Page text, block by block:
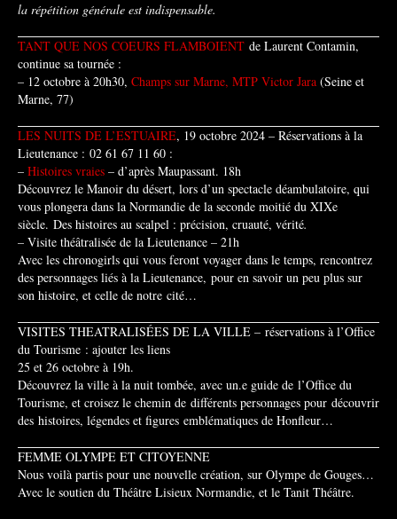
la répétition générale est indispensable.
TANT QUE NOS COEURS FLAMBOIENT de Laurent Contamin,
continue sa tournée :
– 12 octobre à 20h30, Champs sur Marne, MTP Victor Jara (Seine et
Marne, 77)
LES NUITS DE L’ESTUAIRE, 19 octobre 2024 – Réservations à la
Lieutenance : 02 61 67 11 60 :
– Histoires vraies – d’après Maupassant. 18h
Découvrez le Manoir du désert, lors d’un spectacle déambulatoire, qui
vous plongera dans la Normandie de la seconde moitié du XIXe
siècle. Des histoires au scalpel : précision, cruauté, vérité.
– Visite théâtralisée de la Lieutenance – 21h
Avec les chronogirls qui vous feront voyager dans le temps, rencontrez
des personnages liés à la Lieutenance, pour en savoir un peu plus sur
son histoire, et celle de notre cité…
VISITES THEATRALISÉES DE LA VILLE – réservations à l’Office
du Tourisme : ajouter les liens
25 et 26 octobre à 19h.
Découvrez la ville à la nuit tombée, avec un.e guide de l’Office du
Tourisme, et croisez le chemin de différents personnages pour découvrir
des histoires, légendes et figures emblématiques de Honfleur…
FEMME OLYMPE ET CITOYENNE
Nous voilà partis pour une nouvelle création, sur Olympe de Gouges…
Avec le soutien du Théâtre Lisieux Normandie, et le Tanit Théâtre.